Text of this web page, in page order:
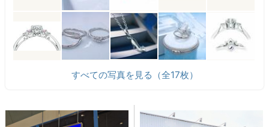
すべての写真を見る（全17枚）